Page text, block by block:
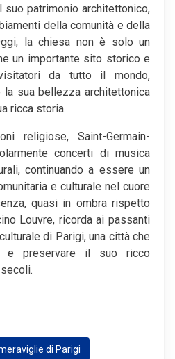
patrimonio architettonico,
della comunità e della
la chiesa non è solo un
un importante sito storico e
da tutto il mondo,
sua bellezza architettonica
ricca storia.
religiose, Saint-Germain-
concerti di musica
continuando a essere un
e culturale nel cuore
quasi in ombra rispetto
Louvre, ricorda ai passanti
di Parigi, una città che
e preservare il suo ricco
di Parigi